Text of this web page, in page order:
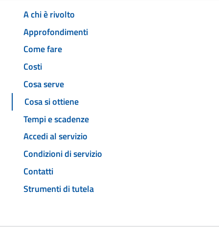
A chi è rivolto
Approfondimenti
Come fare
Costi
Cosa serve
Cosa si ottiene
Tempi e scadenze
Accedi al servizio
Condizioni di servizio
Contatti
Strumenti di tutela